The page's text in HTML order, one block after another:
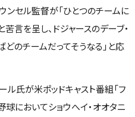
ンセル監督が「ひとつのチームに
言を呈し、ドジャースのデーブ・
のチームだってそうなる」と応
氏が米ポッドキャスト番組「フ
球においてショウへイ・オオタニ